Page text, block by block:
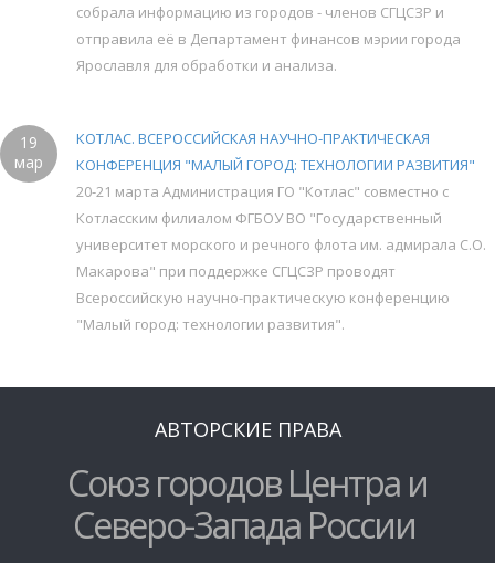
собрала информацию из городов - членов СГЦСЗР и
отправила её в Департамент финансов мэрии города
Ярославля для обработки и анализа.
19
мар
КОТЛАС. ВСЕРОССИЙСКАЯ НАУЧНО-ПРАКТИЧЕСКАЯ
КОНФЕРЕНЦИЯ "МАЛЫЙ ГОРОД: ТЕХНОЛОГИИ РАЗВИТИЯ"
20-21 марта Администрация ГО "Котлас" совместно с
Котласским филиалом ФГБОУ ВО "Государственный
университет морского и речного флота им. адмирала С.О.
Макарова" при поддержке СГЦСЗР проводят
Всероссийскую научно-практическую конференцию
"Малый город: технологии развития".
АВТОРСКИЕ ПРАВА
Союз городов Центра и
Северо-Запада России